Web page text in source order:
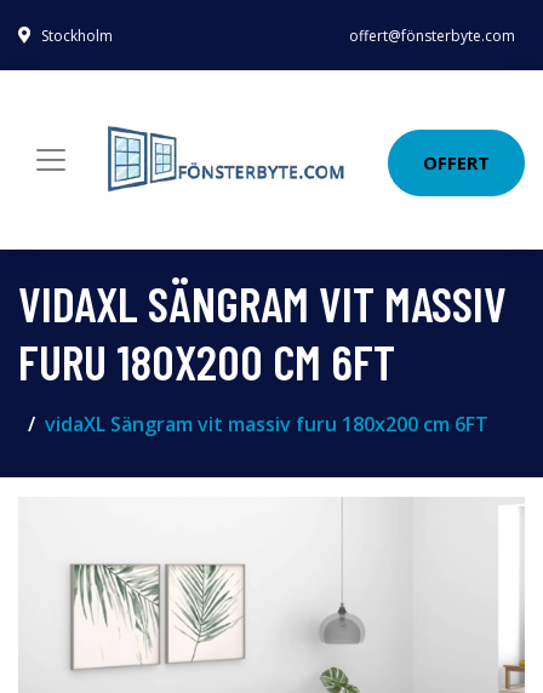
Stockholm offert@fönsterbyte.com
OFFERT
VIDAXL SÄNGRAM VIT MASSIV
FURU 180X200 CM 6FT
vidaXL Sängram vit massiv furu 180x200 cm 6FT